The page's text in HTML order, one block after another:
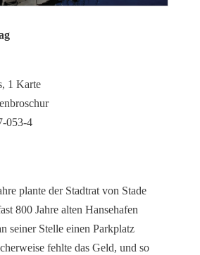
1 Karte
053-4
plante der Stadtrat von Stade
800 Jahre alten Hansehafen
seiner Stelle einen Parkplatz
fehlte das Geld, und so